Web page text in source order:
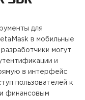
для
в мобильные
могут
и
в интерфейс
пользователей к
финансовым